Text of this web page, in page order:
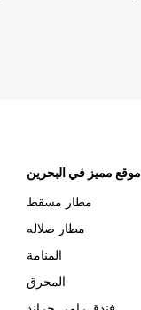
موقع مميز في البحرين
مطار مسقط
مطار صلاله
المنامة
المحرق